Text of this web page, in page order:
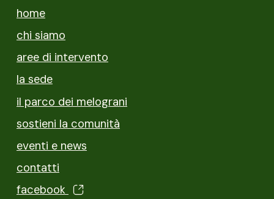
home
chi siamo
aree di intervento
la sede
il parco dei melograni
sostieni la comunità
eventi e news
contatti
facebook